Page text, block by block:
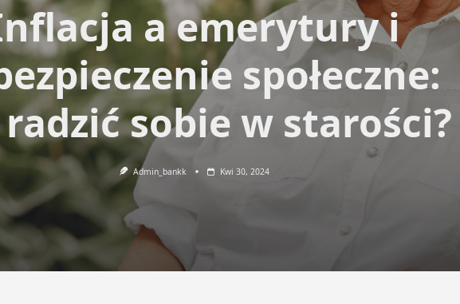
a emerytury i
społeczne:
sobie w starości?
Admin_bankk Kwi 30, 2024